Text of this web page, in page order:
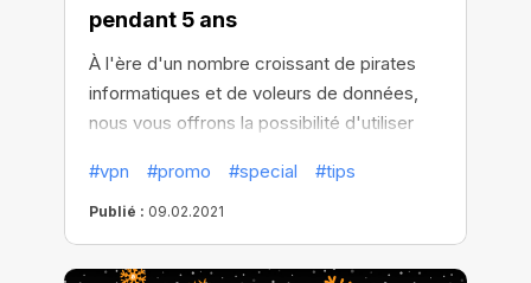
pendant 5 ans
À l'ère d'un nombre croissant de pirates
informatiques et de voleurs de données,
nous vous offrons la possibilité d'utiliser
d'essais gratuits pendant 5 ans! Avec CT
VPN, vous ne préserverez pas seulement
la confidentialité de vos données et de
votre localisation, mais vous aurez
#vpn #promo #special #tips
Publié : 09.02.2021